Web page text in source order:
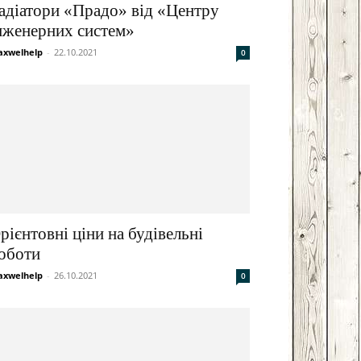
«Прадо» від «Центру
систем»
- 22.10.2021 0
ціни на будівельні
- 26.10.2021 0